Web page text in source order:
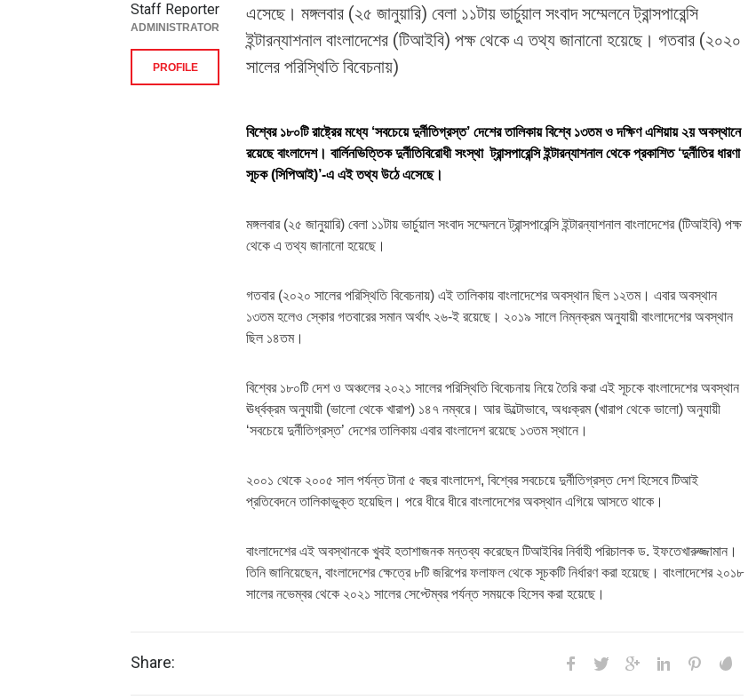
এসেছে। মঙ্গলবার (২৫ জানুয়ারি) বেলা ১১টায় ভার্চুয়াল সংবাদ সম্মেলনে ট্রান্সপারেন্সি
ইন্টারন্যাশনাল বাংলাদেশের (টিআইবি) পক্ষ থেকে এ তথ্য জানানো হয়েছে। গতবার (২০২০
সালের পরিস্থিতি বিবেচনায়)
বিশ্বের ১৮০টি রাষ্ট্রের মধ্যে ‘সবচেয়ে দুর্নীতিগ্রস্ত’ দেশের তালিকায় বিশ্বে ১৩তম ও দক্ষিণ এশিয়ায় ২য় অবস্থানে
রয়েছে বাংলাদেশ। বার্লিনভিত্তিক দুর্নীতিবিরোধী সংস্থা ট্রান্সপারেন্সি ইন্টারন্যাশনাল থেকে প্রকাশিত ‘দুর্নীতির ধারণা
সূচক (সিপিআই)’-এ এই তথ্য উঠে এসেছে।
মঙ্গলবার (২৫ জানুয়ারি) বেলা ১১টায় ভার্চুয়াল সংবাদ সম্মেলনে ট্রান্সপারেন্সি ইন্টারন্যাশনাল বাংলাদেশের (টিআইবি) পক্ষ
থেকে এ তথ্য জানানো হয়েছে।
গতবার (২০২০ সালের পরিস্থিতি বিবেচনায়) এই তালিকায় বাংলাদেশের অবস্থান ছিল ১২তম। এবার অবস্থান
১৩তম হলেও স্কোর গতবারের সমান অর্থাৎ ২৬-ই রয়েছে। ২০১৯ সালে নিম্নক্রম অনুযায়ী বাংলাদেশের অবস্থান
ছিল ১৪তম।
বিশ্বের ১৮০টি দেশ ও অঞ্চলের ২০২১ সালের পরিস্থিতি বিবেচনায় নিয়ে তৈরি করা এই সূচকে বাংলাদেশের অবস্থান
ঊর্ধ্বক্রম অনুযায়ী (ভালো থেকে খারাপ) ১৪৭ নম্বরে। আর উল্টোভাবে, অধঃক্রম (খারাপ থেকে ভালো) অনুযায়ী
‘সবচেয়ে দুর্নীতিগ্রস্ত’ দেশের তালিকায় এবার বাংলাদেশ রয়েছে ১৩তম স্থানে।
২০০১ থেকে ২০০৫ সাল পর্যন্ত টানা ৫ বছর বাংলাদেশ, বিশ্বের সবচেয়ে দুর্নীতিগ্রস্ত দেশ হিসেবে টিআই
প্রতিবেদনে তালিকাভুক্ত হয়েছিল। পরে ধীরে ধীরে বাংলাদেশের অবস্থান এগিয়ে আসতে থাকে।
বাংলাদেশের এই অবস্থানকে খুবই হতাশাজনক মন্তব্য করেছেন টিআইবির নির্বাহী পরিচালক ড. ইফতেখারুজ্জামান।
তিনি জানিয়েছেন, বাংলাদেশের ক্ষেত্রে ৮টি জরিপের ফলাফল থেকে সূচকটি নির্ধারণ করা হয়েছে। বাংলাদেশের ২০১৮
সালের নভেম্বর থেকে ২০২১ সালের সেপ্টেম্বর পর্যন্ত সময়কে হিসেব করা হয়েছে।
Staff Reporter
ADMINISTRATOR
PROFILE
Share: